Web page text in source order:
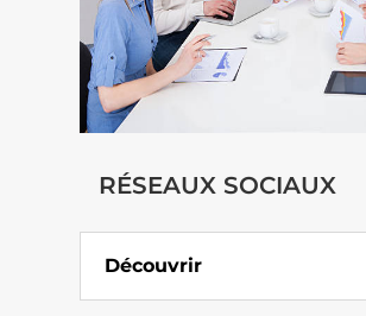
RÉSEAUX SOCIAUX
Découvrir